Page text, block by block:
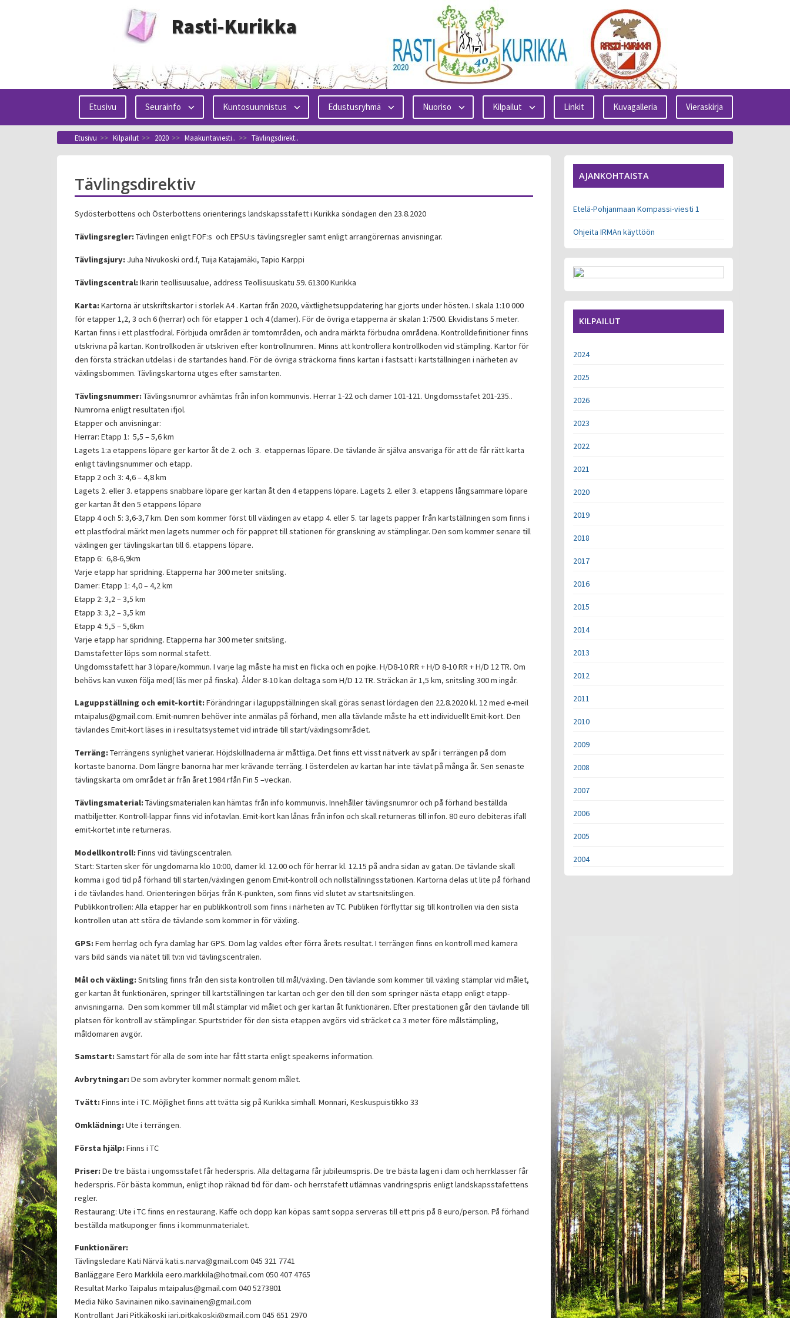
Rasti-Kurikka
Etusivu Seurainfo Kuntosuunnistus Edustusryhmä Nuoriso Kilpailut Linkit Kuvagalleria Vieraskirja
Etusivu >> Kilpailut >> 2020 >> Maakuntaviesti.. >> Tävlingsdirekt..
Tävlingsdirektiv
Sydösterbottens och Österbottens orienterings landskapsstafett i Kurikka söndagen den 23.8.2020
Tävlingsregler:Tävlingen enligt FOF:s och EPSU:s tävlingsregler samt enligt arrangörernas anvisningar.
Tävlingsjury: Juha Nivukoski ord.f, Tuija Katajamäki, Tapio Karppi
Tävlingscentral:Ikarin teollisuusalue, address Teollisuuskatu 59. 61300 Kurikka
Karta:Kartorna är utskriftskartor i storlek A4 . Kartan från 2020, växtlighetsuppdatering har gjorts under hösten. I skala 1:10 000
för etapper 1,2, 3 och 6 (herrar) och för etapper 1 och 4 (damer). För de övriga etapperna är skalan 1:7500. Ekvidistans 5 meter.
Kartan finns i ett plastfodral. Förbjuda områden är tomtområden, och andra märkta förbudna områdena. Kontrolldefinitioner finns
utskrivna på kartan. Kontrollkoden är utskriven efter kontrollnumren.. Minns att kontrollera kontrollkoden vid stämpling. Kartor för
den första sträckan utdelas i de startandes hand. För de övriga sträckorna finns kartan i fastsatt i kartställningen i närheten av
växlingsbommen. Tävlingskartorna utges efter samstarten.
Tävlingsnummer:Tävlingsnumror avhämtas från infon kommunvis. Herrar 1-22 och damer 101-121. Ungdomsstafet 201-235..
Numrorna enligt resultaten ifjol.
Etapper och anvisningar:
Herrar: Etapp 1: 5,5 – 5,6 km
Lagets 1:a etappens löpare ger kartor åt de 2. och 3. etappernas löpare. De tävlande är själva ansvariga för att de får rätt karta
enligt tävlingsnummer och etapp.
Etapp 2 och 3: 4,6 – 4,8 km
Lagets 2. eller 3. etappens snabbare löpare ger kartan åt den 4 etappens löpare. Lagets 2. eller 3. etappens långsammare löpare
ger kartan åt den 5 etappens löpare
Etapp 4 och 5: 3,6-3,7 km. Den som kommer först till växlingen av etapp 4. eller 5. tar lagets papper från kartställningen som finns i
ett plastfodral märkt men lagets nummer och för pappret till stationen för granskning av stämplingar. Den som kommer senare till
växlingen ger tävlingskartan till 6. etappens löpare.
Etapp 6: 6,8-6,9km
Varje etapp har spridning. Etapperna har 300 meter snitsling.
Damer: Etapp 1: 4,0 – 4,2 km
Etapp 2: 3,2 – 3,5 km
Etapp 3: 3,2 – 3,5 km
Etapp 4: 5,5 – 5,6km
Varje etapp har spridning. Etapperna har 300 meter snitsling.
Damstafetter löps som normal stafett.
Ungdomsstafett har 3 löpare/kommun. I varje lag måste ha mist en flicka och en pojke. H/D8-10 RR + H/D 8-10 RR + H/D 12 TR. Om
behövs kan vuxen följa med( läs mer på finska). Ålder 8-10 kan deltaga som H/D 12 TR. Sträckan är 1,5 km, snitsling 300 m ingår.
Laguppställning och emit-kortit:Förändringar i laguppställningen skall göras senast lördagen den 22.8.2020 kl. 12 med e-meil
mtaipalus@gmail.com. Emit-numren behöver inte anmälas på förhand, men alla tävlande måste ha ett individuellt Emit-kort. Den
tävlandes Emit-kort läses in i resultatsystemet vid inträde till start/växlingsområdet.
Terräng:Terrängens synlighet varierar. Höjdskillnaderna är måttliga. Det finns ett visst nätverk av spår i terrängen på dom
kortaste banorna. Dom längre banorna har mer krävande terräng. I österdelen av kartan har inte tävlat på många år. Sen senaste
tävlingskarta om området är från året 1984 rfån Fin 5 –veckan.
Tävlingsmaterial:Tävlingsmaterialen kan hämtas från info kommunvis. Innehåller tävlingsnumror och på förhand beställda
matbiljetter. Kontroll-lappar finns vid infotavlan. Emit-kort kan lånas från infon och skall returneras till infon. 80 euro debiteras ifall
emit-kortet inte returneras.
Modellkontroll:Finns vid tävlingscentralen.
Start: Starten sker för ungdomarna klo 10:00, damer kl. 12.00 och för herrar kl. 12.15 på andra sidan av gatan. De tävlande skall
komma i god tid på förhand till starten/växlingen genom Emit-kontroll och nollställningsstationen. Kartorna delas ut lite på förhand
i de tävlandes hand. Orienteringen börjas från K-punkten, som finns vid slutet av startsnitslingen.
Publikkontrollen: Alla etapper har en publikkontroll som finns i närheten av TC. Publiken förflyttar sig till kontrollen via den sista
kontrollen utan att störa de tävlande som kommer in för växling.
GPS:Fem herrlag och fyra damlag har GPS. Dom lag valdes efter förra årets resultat. I terrängen finns en kontroll med kamera
vars bild sänds via nätet till tv:n vid tävlingscentralen.
Mål och växling:Snitsling finns från den sista kontrollen till mål/växling. Den tävlande som kommer till växling stämplar vid målet,
ger kartan åt funktionären, springer till kartställningen tar kartan och ger den till den som springer nästa etapp enligt etapp-
anvisningarna. Den som kommer till mål stämplar vid målet och ger kartan åt funktionären. Efter prestationen går den tävlande till
platsen för kontroll av stämplingar. Spurtstrider för den sista etappen avgörs vid sträcket ca 3 meter före målstämpling,
måldomaren avgör.
Samstart:Samstart för alla de som inte har fått starta enligt speakerns information.
Avbrytningar:De som avbryter kommer normalt genom målet.
Tvätt:Finns inte i TC. Möjlighet finns att tvätta sig på Kurikka simhall. Monnari, Keskuspuistikko 33
Omklädning:Ute i terrängen.
Första hjälp:Finns i TC
Priser:De tre bästa i ungomsstafet får hederspris. Alla deltagarna får jubileumspris. De tre bästa lagen i dam och herrklasser får
hederspris. För bästa kommun, enligt ihop räknad tid för dam- och herrstafett utlämnas vandringspris enligt landskapsstafettens
regler.
Restaurang: Ute i TC finns en restaurang. Kaffe och dopp kan köpas samt soppa serveras till ett pris på 8 euro/person. På förhand
beställda matkuponger finns i kommunmaterialet.
Funktionärer:
Tävlingsledare Kati Närvä kati.s.narva@gmail.com 045 321 7741
Banläggare Eero Markkila eero.markkila@hotmail.com 050 407 4765
Resultat Marko Taipalus mtaipalus@gmail.com 040 5273801
Media Niko Savinainen niko.savinainen@gmail.com
Kontrollant Jari Pitkäkoski jari.pitkakoski@gmail.com 045 651 2970
AJANKOHTAISTA
Etelä-Pohjanmaan Kompassi-viesti 1
Ohjeita IRMAn käyttöön
KILPAILUT
2024
2025
2026
2023
2022
2021
2020
2019
2018
2017
2016
2015
2014
2013
2012
2011
2010
2009
2008
2007
2006
2005
2004